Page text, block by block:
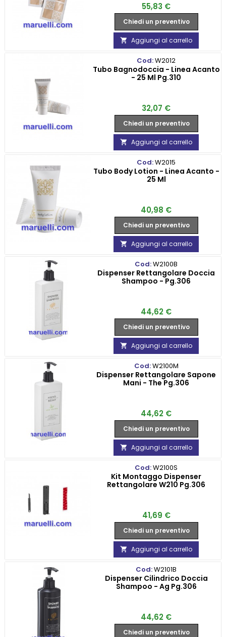
Prezzo
55,83 €
Chiedi un preventivo
 Aggiungi al carrello
Cod:W2012
Tubo Bagnodoccia - Linea Acanto
- 25 Ml Pg.310
Prezzo
32,07 €
Chiedi un preventivo
 Aggiungi al carrello
Cod:W2015
Tubo Body Lotion - Linea Acanto -
25 Ml
Prezzo
40,98 €
Chiedi un preventivo
 Aggiungi al carrello
Cod:W2100B
Dispenser Rettangolare Doccia
Shampoo - Pg.306
Prezzo
44,62 €
Chiedi un preventivo
 Aggiungi al carrello
Cod:W2100M
Dispenser Rettangolare Sapone
Mani - The Pg.306
Prezzo
44,62 €
Chiedi un preventivo
 Aggiungi al carrello
Cod:W2100S
Kit Montaggo Dispenser
Rettangolare W210 Pg.306
Prezzo
41,69 €
Chiedi un preventivo
 Aggiungi al carrello
Cod:W2101B
Dispenser Cilindrico Doccia
Shampoo - Ag Pg.306
Prezzo
44,62 €
Chiedi un preventivo